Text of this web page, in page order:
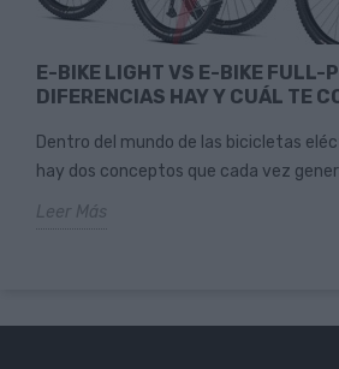
E-BIKE LIGHT VS E-BIKE FULL-
DIFERENCIAS HAY Y CUÁL TE
Dentro del mundo de las bicicletas
hay dos conceptos que cada vez
Leer Más